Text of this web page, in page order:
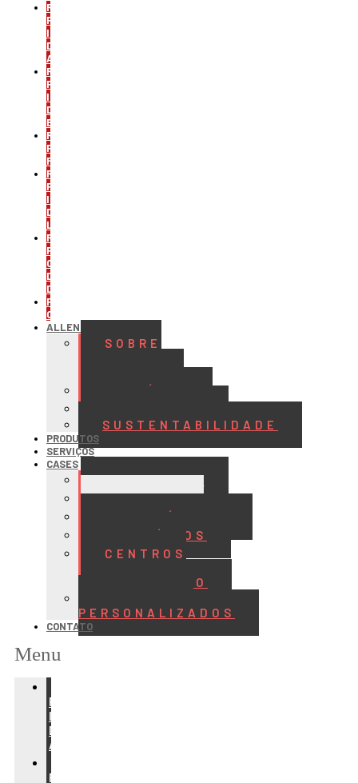
REFRIGERAÇÃO
PARA
INDÚSTRIA
DE
ALIMENTOS
REFRIGERAÇÃO
PARA
INDÚSTRIA
DE
BEBIDAS
REFRIGERAÇÃO
PARA
FRIGORÍFICOS
REFRIGERAÇÃO
PARA
INDÚSTRIA
DE
LATICÍNIOS
REFRIGERAÇÃO
PARA
CENTROS
DE
DISTRIBUIÇÃO
PROJETOS
CUSTOMIZADOS
ALLENGE
SOBRE
HISTÓRIA
SUSTENTABILIDADE
PRODUTOS
SERVIÇOS
CASES
ALIMENTOS
BEBIDAS
FRIGORÍFICOS
LATICÍNIOS
CENTROS
DISTRIBUIÇÃO
PERSONALIZADOS
CONTATO
Menu
PARA
INDÚSTRIA
DE
ALIMENTOS
PARA